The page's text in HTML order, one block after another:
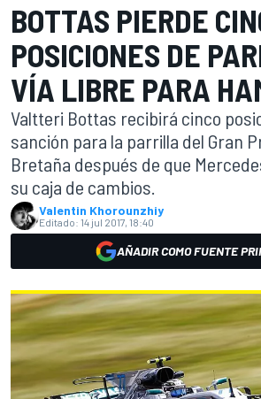
BOTTAS PIERDE
POSICIONES DE
VÍA LIBRE PARA
Valtteri Bottas recibirá cinco
sanción para la parrilla del Gran
Bretaña después de que
su caja de cambios.
Valentin Khorounzhiy
Editado: 14 jul 2017, 18:40
AÑADIR COMO FUENTE